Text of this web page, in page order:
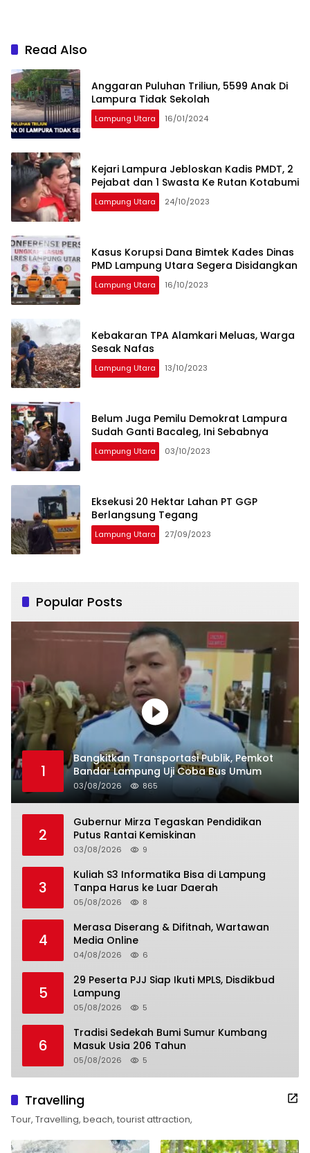
Read Also
Anggaran Puluhan Triliun, 5599 Anak Di
Lampura Tidak Sekolah
Lampung Utara 16/01/2024
Kejari Lampura Jebloskan Kadis PMDT, 2
Pejabat dan 1 Swasta Ke Rutan Kotabumi
Lampung Utara 24/10/2023
Kasus Korupsi Dana Bimtek Kades Dinas
PMD Lampung Utara Segera Disidangkan
Lampung Utara 16/10/2023
Kebakaran TPA Alamkari Meluas, Warga
Sesak Nafas
Lampung Utara 13/10/2023
Belum Juga Pemilu Demokrat Lampura
Sudah Ganti Bacaleg, Ini Sebabnya
Lampung Utara 03/10/2023
Eksekusi 20 Hektar Lahan PT GGP
Berlangsung Tegang
Lampung Utara 27/09/2023
Popular Posts
1
Bangkitkan Transportasi Publik, Pemkot
Bandar Lampung Uji Coba Bus Umum
03/08/2026 865
2
Gubernur Mirza Tegaskan Pendidikan
Putus Rantai Kemiskinan
03/08/2026 9
3
Kuliah S3 Informatika Bisa di Lampung
Tanpa Harus ke Luar Daerah
05/08/2026 8
4
Merasa Diserang & Difitnah, Wartawan
Media Online
04/08/2026 6
5
29 Peserta PJJ Siap Ikuti MPLS, Disdikbud
Lampung
05/08/2026 5
6
Tradisi Sedekah Bumi Sumur Kumbang
Masuk Usia 206 Tahun
05/08/2026 5
Travelling
Tour, Travelling, beach, tourist attraction,